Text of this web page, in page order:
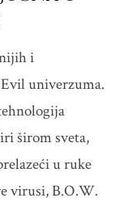
i
univerzuma.
širom sveta,
u ruke
virusi, B.O.W.